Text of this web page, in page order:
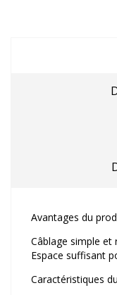
Avantages du
Câblage simple et
Espace suffisant
Caractéristiques